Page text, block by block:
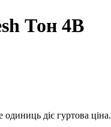
Тон 4В
діє гуртова ціна.